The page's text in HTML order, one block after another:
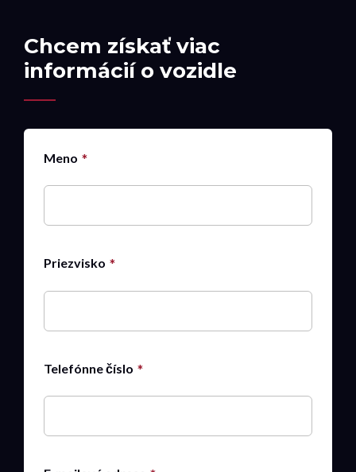
Chcem získať viac
informácií o vozidle
Meno
Priezvisko
Telefónne číslo